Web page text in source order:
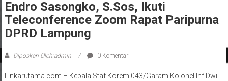
Endro Sasongko, S.Sos, Ikuti
Teleconference Zoom Rapat Paripurna
DPRD Lampung
Diposkan Oleh:admin 0 Komentar
Linkarutama.com – Kepala Staf Korem 043/Garam Kolonel Inf Dwi